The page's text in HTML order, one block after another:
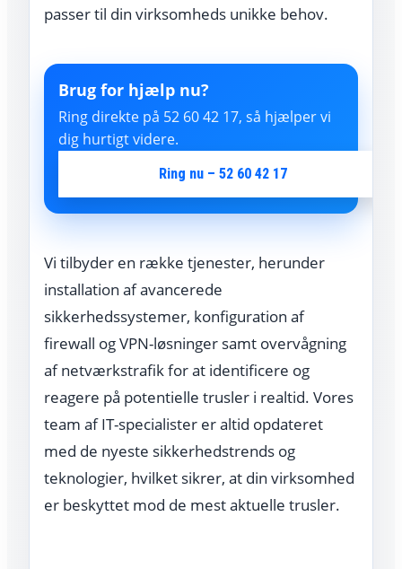
passer til din virksomheds unikke behov.
Brug for hjælp nu?
Ring direkte på 52 60 42 17, så hjælper vi
dig hurtigt videre.
Ring nu – 52 60 42 17
Vi tilbyder en række tjenester, herunder
installation af avancerede
sikkerhedssystemer, konfiguration af
firewall og VPN-løsninger samt overvågning
af netværkstrafik for at identificere og
reagere på potentielle trusler i realtid. Vores
team af IT-specialister er altid opdateret
med de nyeste sikkerhedstrends og
teknologier, hvilket sikrer, at din virksomhed
er beskyttet mod de mest aktuelle trusler.